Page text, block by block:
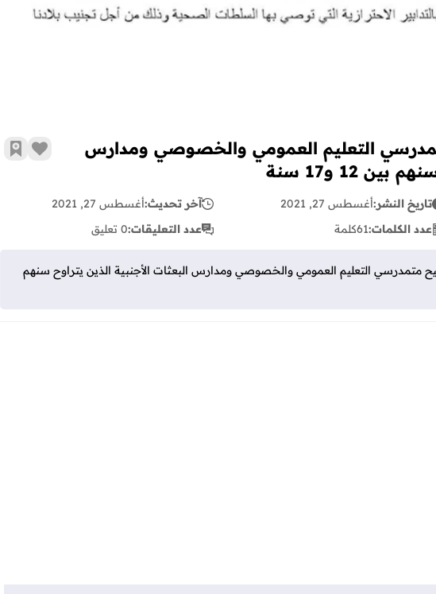
التعليم العمومي والخصوصي ومدارس
12 و17 سنة
زر
تاريخ النشر:أغسطس 27, 2021 آخر تحديث:أغسطس 27, 2021
عدد الكلمات:61كلمة عدد التعليقات:0 تعليق
متمدرسي التعليم العمومي والخصوصي ومدارس البعثات الأجنبية الذين يتراوح سنهم